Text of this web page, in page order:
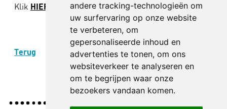
andere tracking-technologieën om
uw surfervaring op onze website
te verbeteren, om
gepersonaliseerde inhoud en
advertenties te tonen, om ons
websiteverkeer te analyseren en
om te begrijpen waar onze
bezoekers vandaan komen.
Klik HIER om meer te lezen over theater op scholen.
Terug